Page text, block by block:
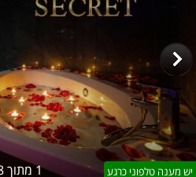
1מתוך 8 יש מענה טלפוני כרגע